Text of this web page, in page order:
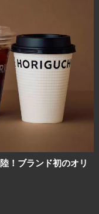
！ブランド初のオリ